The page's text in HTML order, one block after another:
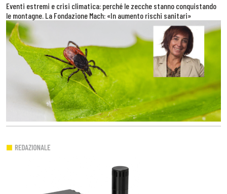
Eventi estremi e crisi climatica: perché le zecche stanno conquistando
le montagne. La Fondazione Mach: «In aumento rischi sanitari»